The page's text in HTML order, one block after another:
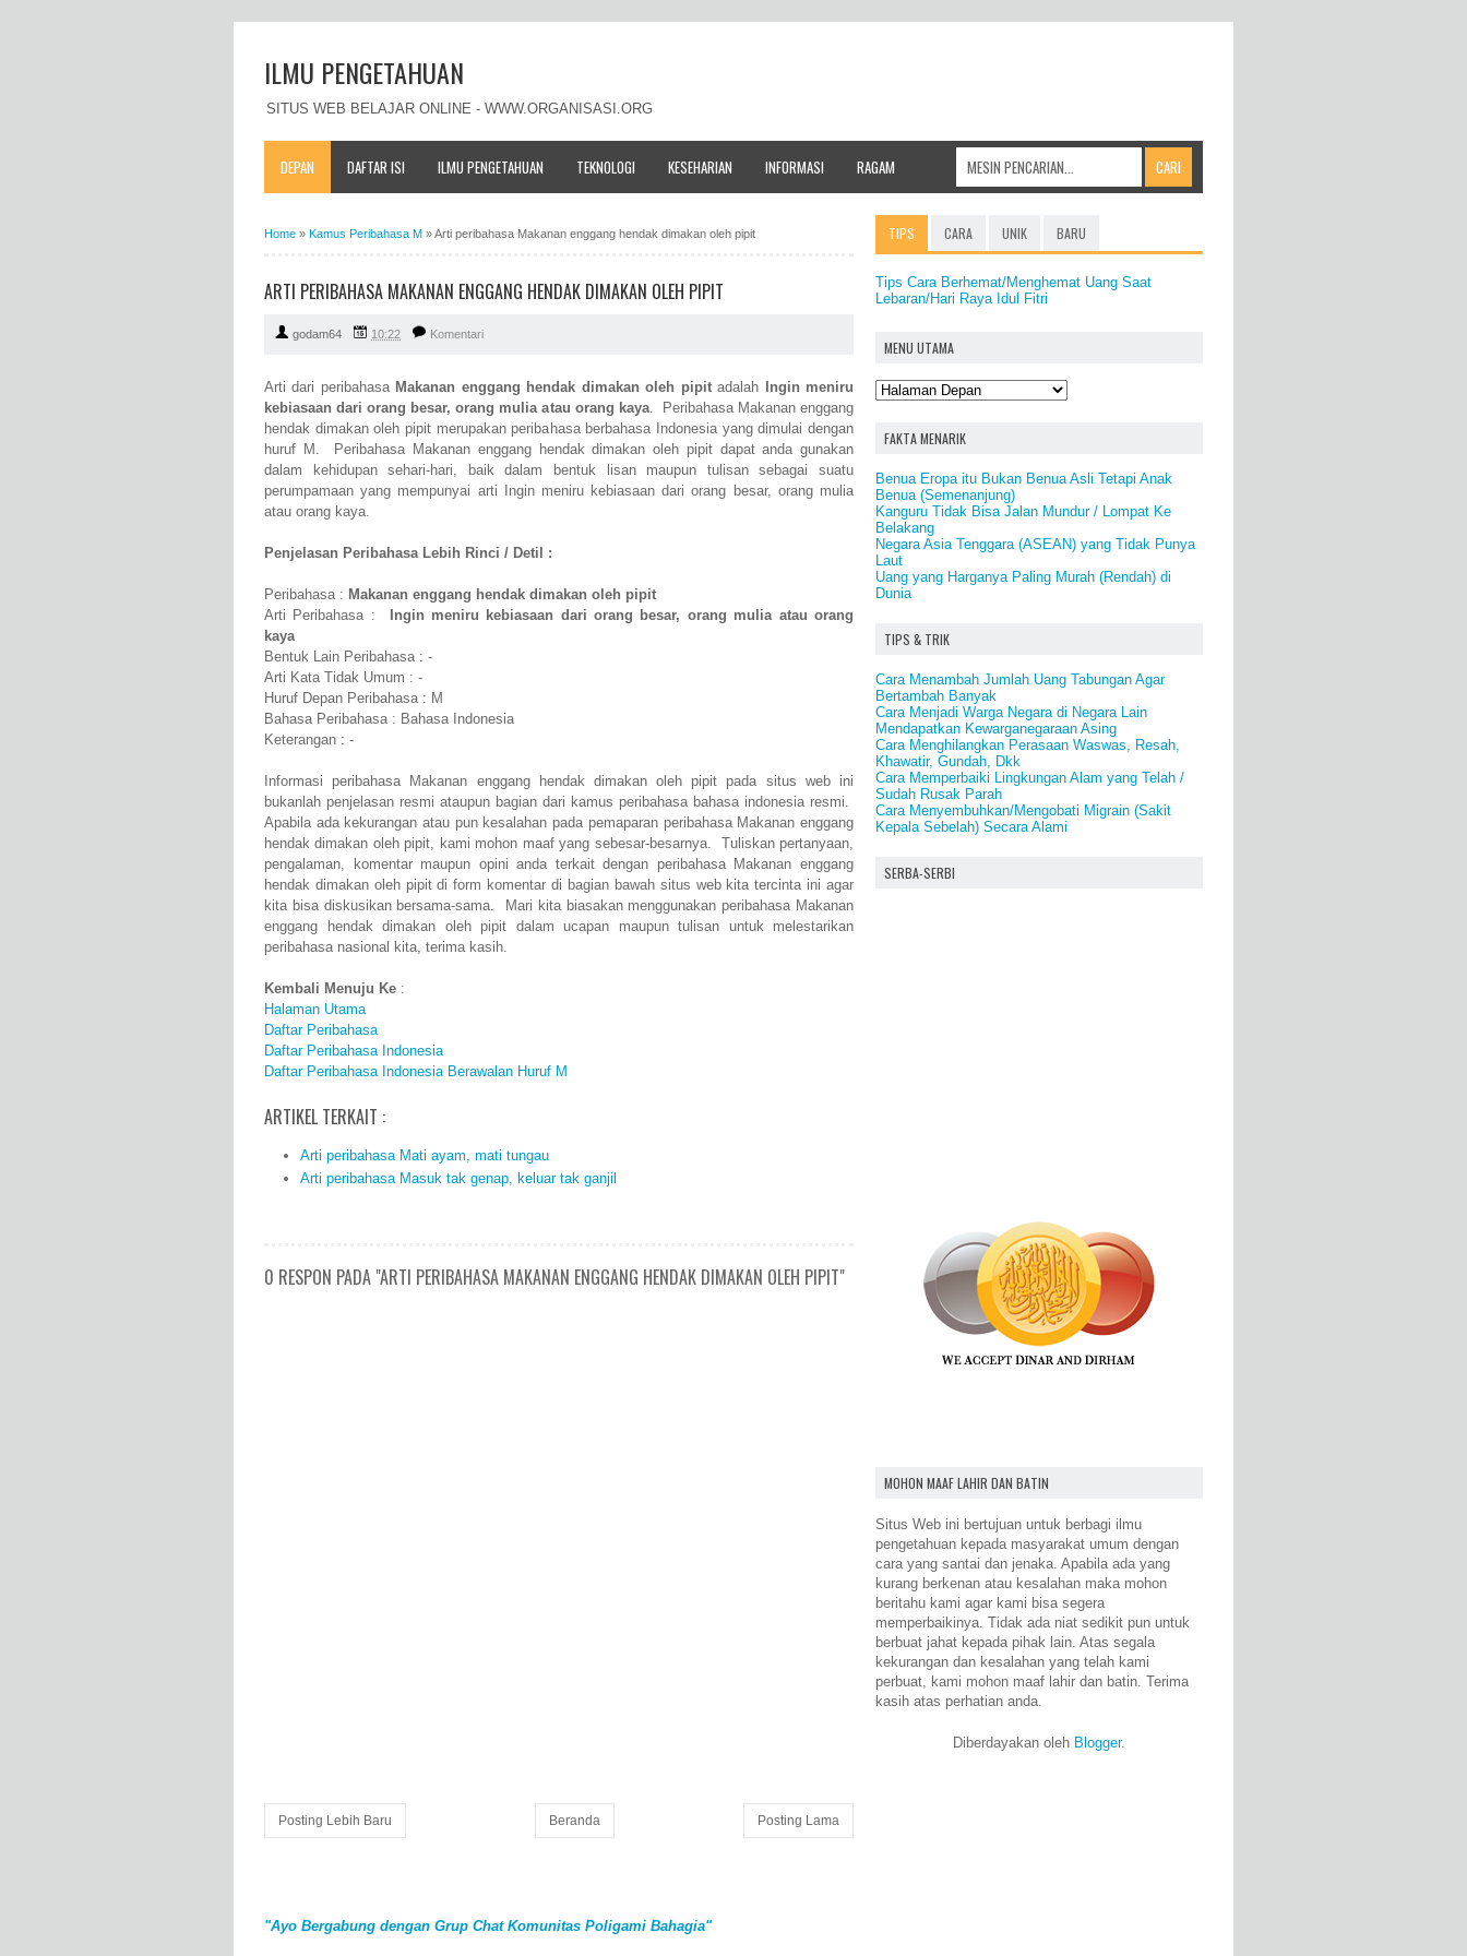
ILMU PENGETAHUAN
SITUS WEB BELAJAR ONLINE - WWW.ORGANISASI.ORG
DEPAN DAFTAR ISI ILMU PENGETAHUAN TEKNOLOGI KESEHARIAN INFORMASI RAGAM
Home » Kamus Peribahasa M »Arti peribahasa Makanan enggang hendak dimakan oleh pipit
ARTI PERIBAHASA MAKANAN ENGGANG HENDAK DIMAKAN OLEH PIPIT
godam64 10:22 Komentari
Arti dari peribahasa Makanan enggang hendak dimakan oleh pipitadalah
Ingin meniru
kebiasaan dari orang besar, orang mulia atau orang kaya. Peribahasa Makanan enggang
hendak dimakan oleh pipit merupakan peribahasa berbahasa Indonesia yang dimulai dengan
huruf M. Peribahasa Makanan enggang hendak dimakan oleh pipit dapat anda gunakan
dalam kehidupan sehari-hari, baik dalam bentuk lisan maupun tulisan sebagai suatu
perumpamaan yang mempunyai arti Ingin meniru kebiasaan dari orang besar, orang mulia
atau orang kaya.
Penjelasan Peribahasa Lebih Rinci / Detil :
Peribahasa : Makanan enggang hendak dimakan oleh pipit
Arti Peribahasa :
Ingin meniru kebiasaan dari orang besar, orang mulia atau orang
kaya
Bentuk Lain Peribahasa : -
Arti Kata Tidak Umum : -
Huruf Depan Peribahasa : M
Bahasa Peribahasa : Bahasa Indonesia
Keterangan : -
Informasi peribahasa Makanan enggang hendak dimakan oleh pipit pada situs web ini
bukanlah penjelasan resmi ataupun bagian dari kamus peribahasa bahasa indonesia resmi.
Apabila ada kekurangan atau pun kesalahan pada pemaparan peribahasa Makanan enggang
hendak dimakan oleh pipit, kami mohon maaf yang sebesar-besarnya. Tuliskan pertanyaan,
pengalaman, komentar maupun opini anda terkait dengan peribahasa Makanan enggang
hendak dimakan oleh pipit di form komentar di bagian bawah situs web kita tercinta ini agar
kita bisa diskusikan bersama-sama. Mari kita biasakan menggunakan peribahasa Makanan
enggang hendak dimakan oleh pipit dalam ucapan maupun tulisan untuk melestarikan
peribahasa nasional kita, terima kasih.
Kembali Menuju Ke :
Halaman Utama
Daftar Peribahasa
Daftar Peribahasa Indonesia
Daftar Peribahasa Indonesia Berawalan Huruf M
ARTIKEL TERKAIT :
Arti peribahasa Mati ayam, mati tungau
Arti peribahasa Masuk tak genap, keluar tak ganjil
0 RESPON PADA "ARTI PERIBAHASA MAKANAN ENGGANG HENDAK DIMAKAN OLEH PIPIT"
Posting Lebih Baru Posting Lama
Beranda
"Ayo Bergabung dengan Grup Chat Komunitas Poligami Bahagia"
TIPS CARA UNIK BARU
Tips Cara Berhemat/Menghemat Uang Saat
Lebaran/Hari Raya Idul Fitri
MENU UTAMA
FAKTA MENARIK
Benua Eropa itu Bukan Benua Asli Tetapi Anak
Benua (Semenanjung)
Kanguru Tidak Bisa Jalan Mundur / Lompat Ke
Belakang
Negara Asia Tenggara (ASEAN) yang Tidak Punya
Laut
Uang yang Harganya Paling Murah (Rendah) di
Dunia
TIPS & TRIK
Cara Menambah Jumlah Uang Tabungan Agar
Bertambah Banyak
Cara Menjadi Warga Negara di Negara Lain
Mendapatkan Kewarganegaraan Asing
Cara Menghilangkan Perasaan Waswas, Resah,
Khawatir, Gundah, Dkk
Cara Memperbaiki Lingkungan Alam yang Telah /
Sudah Rusak Parah
Cara Menyembuhkan/Mengobati Migrain (Sakit
Kepala Sebelah) Secara Alami
SERBA-SERBI
MOHON MAAF LAHIR DAN BATIN
Situs Web ini bertujuan untuk berbagi ilmu
pengetahuan kepada masyarakat umum dengan
cara yang santai dan jenaka. Apabila ada yang
kurang berkenan atau kesalahan maka mohon
beritahu kami agar kami bisa segera
memperbaikinya. Tidak ada niat sedikit pun untuk
berbuat jahat kepada pihak lain. Atas segala
kekurangan dan kesalahan yang telah kami
perbuat, kami mohon maaf lahir dan batin. Terima
kasih atas perhatian anda.
Diberdayakan oleh Blogger.